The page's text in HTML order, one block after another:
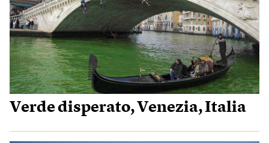
Verde disperato, Venezia, Italia